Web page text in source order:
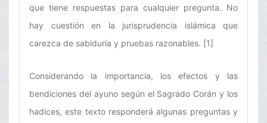
que tiene respuestas para cualquier pregunta. No
hay cuestión en la jurisprudencia islámica que
carezca de sabiduría y pruebas razonables. [1]
Considerando la importancia, los efectos y las
bendiciones del ayuno según el Sagrado Corán y los
hadices, este texto responderá algunas preguntas y